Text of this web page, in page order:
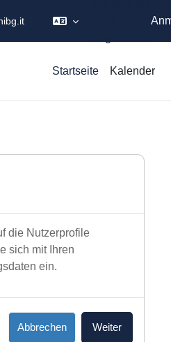
Startseite Kalender
die Nutzerprofile
sich mit Ihren
ein.
Abbrechen Weiter